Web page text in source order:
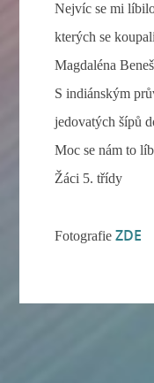
Nejvíc se mi
kterých se
Magdaléna
S indiánským
jedovatých šípů
Moc se nám to
Žáci 5. třídy
Fotografie ZDE